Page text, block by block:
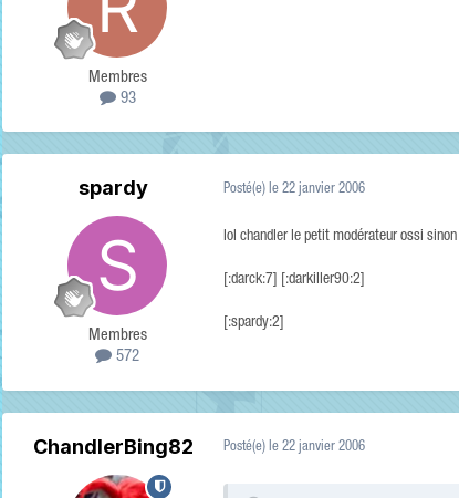
Membres
93
spardy
Membres
572
Posté(e) le 22 janvier 2006
lol chandler le petit modérateur ossi sinon
[:darck:7] [:darkiller90:2]
[:spardy:2]
ChandlerBing82 Posté(e) le 22 janvier 2006